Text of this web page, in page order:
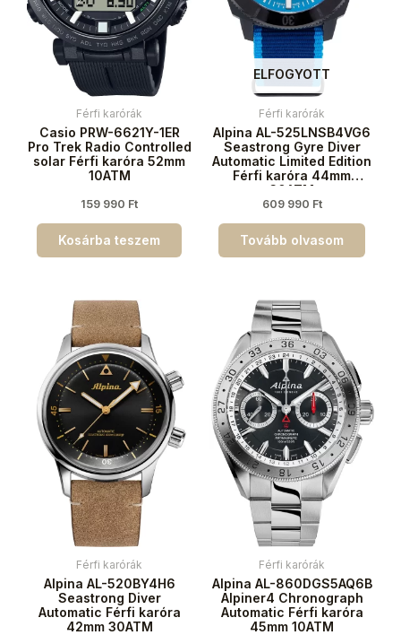
Férfi karórák
Casio PRW-6621Y-1ER
Pro Trek Radio Controlled
solar Férfi karóra 52mm
10ATM
159 990 Ft
Kosárba teszem
ELFOGYOTT
Férfi karórák
Alpina AL-525LNSB4VG6
Seastrong Gyre Diver
Automatic Limited Edition
Férfi karóra 44mm
30ATM
609 990 Ft
Tovább olvasom
Férfi karórák
Alpina AL-520BY4H6
Seastrong Diver
Automatic Férfi karóra
42mm 30ATM
Férfi karórák
Alpina AL-860DGS5AQ6B
Alpiner4 Chronograph
Automatic Férfi karóra
45mm 10ATM